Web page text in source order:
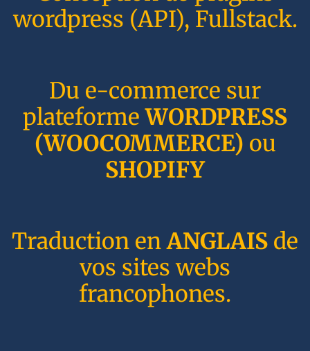
wordpress (API), Fullstack.
Du e-commerce sur
plateformeWORDPRESS
(WOOCOMMERCE) ou
SHOPIFY
Traduction enANGLAIS de
vos sites webs
francophones.